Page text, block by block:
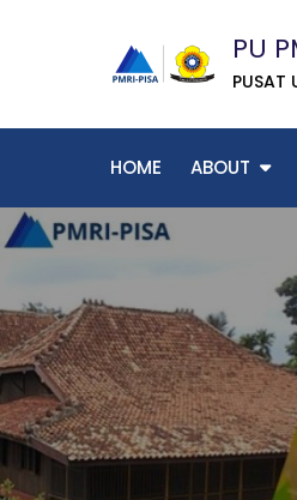
PU
PUSAT
HOME ABOUT